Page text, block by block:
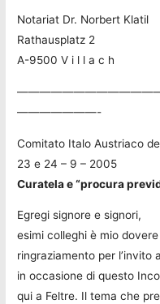
Notariat Dr. Norbert Klatil
Rathausplatz 2
A-9500 V i l l a c h
———————-
Comitato Italo Austriaco
23 e 24 – 9 – 2005
Curatela e “procura
Egregi signore e signori,
esimi colleghi è mio
ringraziamento per l’invito
in occasione di questo
qui a Feltre. Il tema che